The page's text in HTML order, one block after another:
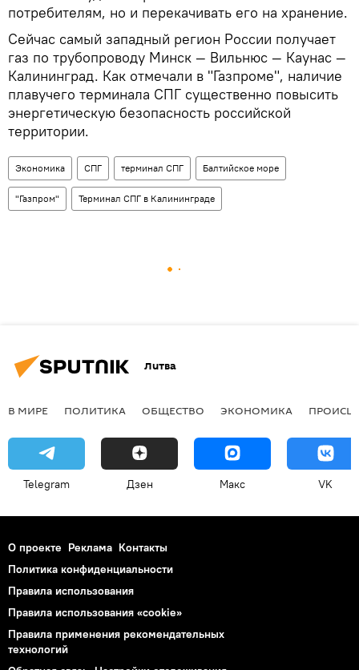
потребителям, но и перекачивать его на хранение.
Сейчас самый западный регион России получает
газ по трубопроводу Минск — Вильнюс — Каунас —
Калининград. Как отмечали в "Газпроме", наличие
плавучего терминала СПГ существенно повысить
энергетическую безопасность российской
территории.
Экономика СПГ терминал СПГ Балтийское море
"Газпром" Терминал СПГ в Калининграде
Литва
В МИРЕ ПОЛИТИКА ОБЩЕСТВО ЭКОНОМИКА
Telegram Дзен Макс VK
О проекте Реклама Контакты
Политика конфиденциальности
Правила использования
Правила использования «cookie»
Правила применения рекомендательных
технологий